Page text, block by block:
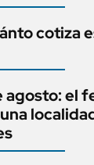
cotiza
agosto: el